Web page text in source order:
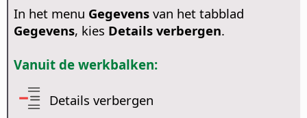
In het menu Gegevensvan het tabblad
Gegevens, kies Details verbergen.
Vanuit de werkbalken:
Details verbergen